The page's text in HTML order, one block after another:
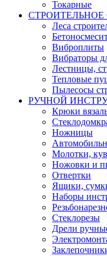
Токарные
Леса
Виброплиты
Вибраторы
Лестницы,
Тепловые
Пылесосы
РУЧНОЙ
Крюки
Ножницы
Молотки,
Ножовки и
Отвертки
Ящики,
Наборы
Стеклорезы
Дрели